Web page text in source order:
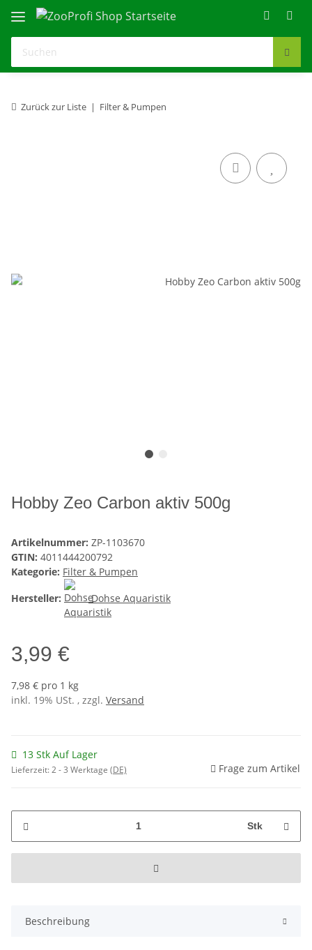
Zurück zur Liste Filter & Pumpen
Hobby Zeo Carbon aktiv 500g
Artikelnummer: ZP-1103670
GTIN: 4011444200792
Kategorie: Filter & Pumpen
Hersteller:
Dohse Aquaristik
3,99 €
7,98 € pro 1 kg
inkl. 19% USt. , zzgl. Versand
13 Stk Auf Lager
Lieferzeit:2 - 3 Werktage (DE) Frage zum Artikel
Stk
Beschreibung